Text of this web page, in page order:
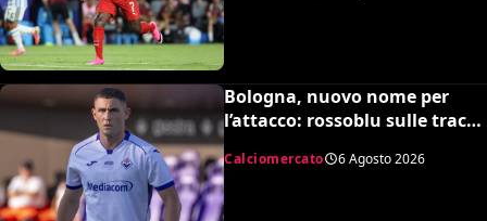
Bologna, nuovo nome per
l’attacco: rossoblu sulle tracce
Calciomercato 6 Agosto 2026